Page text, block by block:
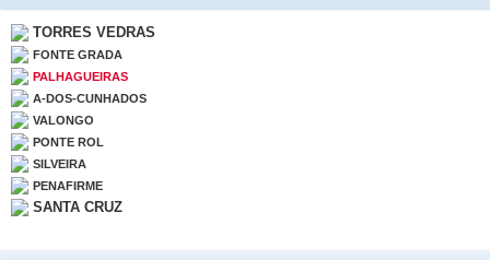
TORRES VEDRAS
FONTE GRADA
PALHAGUEIRAS
A-DOS-CUNHADOS
VALONGO
PONTE ROL
SILVEIRA
PENAFIRME
SANTA CRUZ